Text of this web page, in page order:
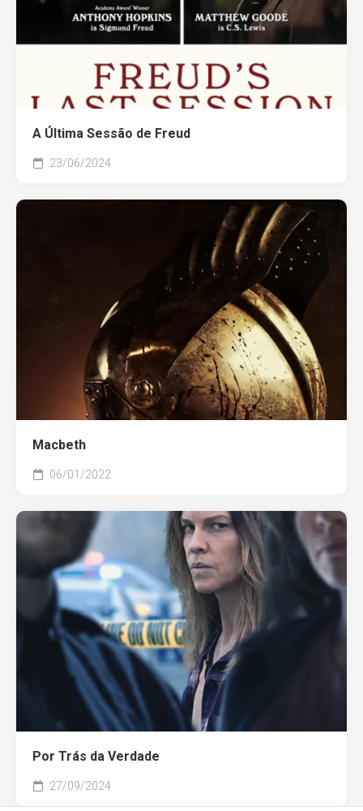
A Última Sessão de Freud
23/06/2024
Macbeth
06/01/2022
Por Trás da Verdade
27/09/2024